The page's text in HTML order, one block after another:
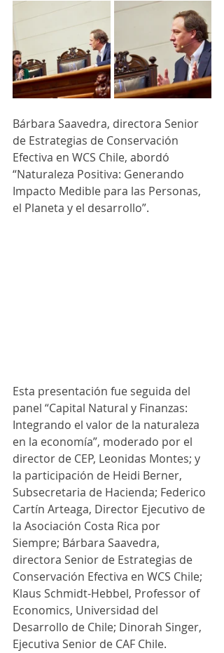
Bárbara Saavedra, directora Senior
de Estrategias de Conservación
Efectiva en WCS Chile, abordó
“Naturaleza Positiva: Generando
Impacto Medible para las Personas,
el Planeta y el desarrollo”.
Esta presentación fue seguida del
panel “Capital Natural y Finanzas:
Integrando el valor de la naturaleza
en la economía”, moderado por el
director de CEP, Leonidas Montes; y
la participación de Heidi Berner,
Subsecretaria de Hacienda; Federico
Cartín Arteaga, Director Ejecutivo de
la Asociación Costa Rica por
Siempre; Bárbara Saavedra,
directora Senior de Estrategias de
Conservación Efectiva en WCS Chile;
Klaus Schmidt-Hebbel, Professor of
Economics, Universidad del
Desarrollo de Chile; Dinorah Singer,
Ejecutiva Senior de CAF Chile.